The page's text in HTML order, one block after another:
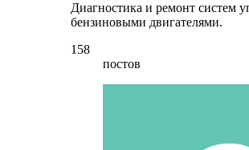
Диагностика и ремонт систем
бензиновыми двигателями.
158
постов